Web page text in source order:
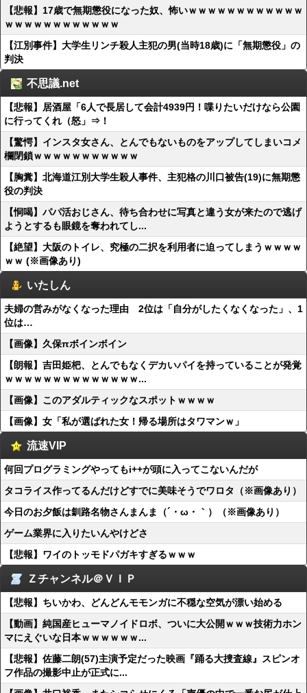
【悲報】17歳で無期懲役になった奴、怖いｗｗｗｗｗｗｗｗｗｗｗｗ
ｗｗｗｗｗｗｗｗｗｗｗｗ
【江別事件】大学生リンチ殺人主犯の男(当時18歳)に「無期懲役」の
判決
不思議.net
【悲報】居酒屋「6人で長居して会計4939円！喋りたいだけなら公園
に行ってくれ（怒」⇒！
【驚愕】インスタ女さん、とんでもないものをアップしてしまいコメ
欄閉鎖ｗｗｗｗｗｗｗｗｗｗｗ
【胸糞】北海道江別大学生殺人事件、主犯格の川口被告(19)に無期懲
役の判決
【恫喝】パパ活おじさん、待ち合わせに写真と違う女が来たので逃げ
ようとするも眼鏡を奪われてし...
【絶望】大阪のトイレ、究極の二択を利用者に迫ってしまうｗｗｗｗ
ｗｗ (※画像あり)
いたしん
夫婦の営みがなくなった理由 2位は「自分がしたくなくなった」、1
位は…
【画像】久保πボインボイン
【朗報】吉田姫杷、とんでもなくデカいパイを持っていることが発覚
ｗｗｗｗｗｗｗｗｗｗｗｗｗｗ...
【画像】このアダルティックなスポットｗｗｗｗ
【画像】女「私が選ばれた女！帰る場所はタワマンｗ」
流速VIP
何回プログラミングやってもi++が頭に入ってこないんだが
タコライス作ってるんだけどすでに美味そうでワロタ（※画像あり）
今日のお夕飯は釧路名物さんまんま（´・ω・｀）（※画像あり）
ゲーム業界に入りたいんやけどさ
【悲報】ワイのトッモドパガキすぎるｗｗｗ
Ｚチャンネル＠ＶＩＰ
【悲報】ちいかわ、どんどんモモンガに不穏な空気が漂い始める
【動画】純国産ヒューマノイドロボ、ついに大公開ｗｗｗ技術力ホン
マにえぐいな日本ｗｗｗｗｗｗ...
【悲報】佐藤二朗(57)主演予定だった映画『踊る大捜査線』スピンオ
フ作品の撮影中止が正式に...